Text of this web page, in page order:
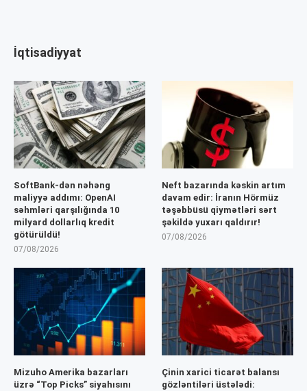
İqtisadiyyat
SoftBank-dən nəhəng
maliyyə addımı: OpenAI
səhmləri qarşılığında 10
milyard dollarlıq kredit
götürüldü!
07/08/2026
Neft bazarında kəskin artım
davam edir: İranın Hörmüz
təşəbbüsü qiymətləri sərt
şəkildə yuxarı qaldırır!
07/08/2026
Mizuho Amerika bazarları
üzrə “Top Picks” siyahısını
Çinin xarici ticarət balansı
gözləntiləri üstələdi: